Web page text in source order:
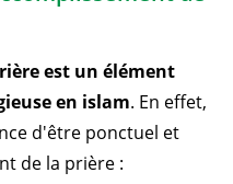
est un élément
en islam. En effet,
d'être ponctuel et
de la prière :